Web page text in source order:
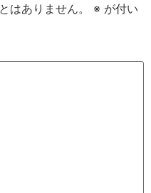
はありません。 ※ が付い